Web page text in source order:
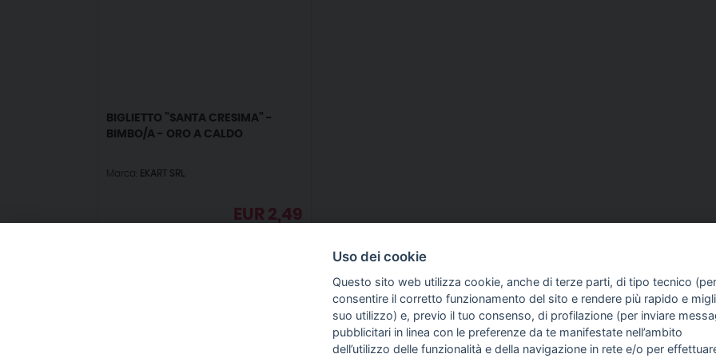
BIGLIETTO ”SANTA CRESIMA” -
BIMBO/A - ORO A CALDO
Marca: EKART SRL
EUR 2,49
INFO SULL'AZIENDA GUIDA AGLI ACQUISTI
Uso dei cookie
Questo sito web utilizza cookie, anche di terze parti, di tipo tecnico (per
consentire il corretto funzionamento del sito e rendere più rapido e
suo utilizzo) e, previo il tuo consenso, di profilazione (per inviare
pubblicitari in linea con le preferenze da te manifestate nell’ambito
dell’utilizzo delle funzionalità e della navigazione in rete e/o per